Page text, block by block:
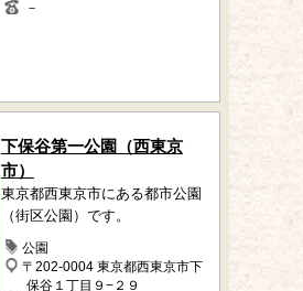
－
下保谷第一公園（西東京
市）
東京都西東京市にある都市公園
（街区公園）です。
公園
〒202-0004 東京都西東京市下
保谷１丁目９−２９